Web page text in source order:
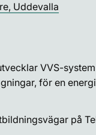
Uddevalla
VVS-
för en
på